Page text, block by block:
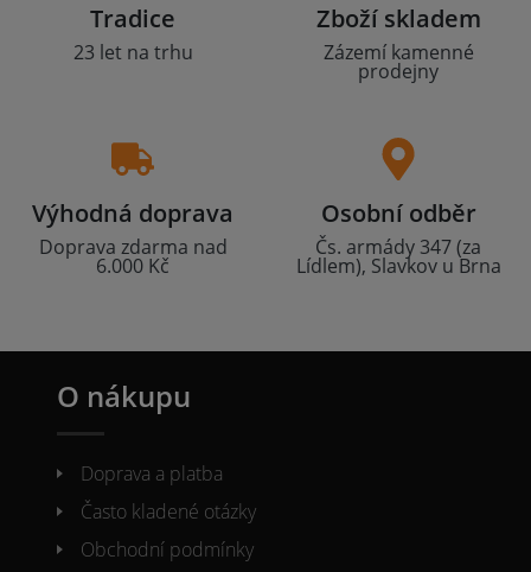
Tradice
23 let na trhu
Zboží skladem
Zázemí kamenné
prodejny
Výhodná doprava
Doprava zdarma nad
6.000 Kč
Osobní odběr
Čs. armády 347 (za
Lídlem), Slavkov u Brna
O nákupu
Doprava a platba
Často kladené otázky
Obchodní podmínky